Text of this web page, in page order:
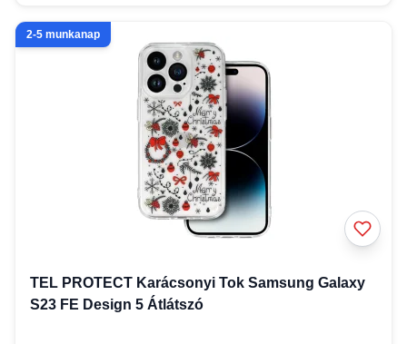
2-5 munkanap
TEL PROTECT Karácsonyi Tok Samsung Galaxy
S23 FE Design 5 Átlátszó